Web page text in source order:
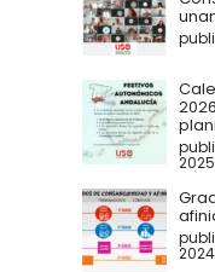
2025
2024